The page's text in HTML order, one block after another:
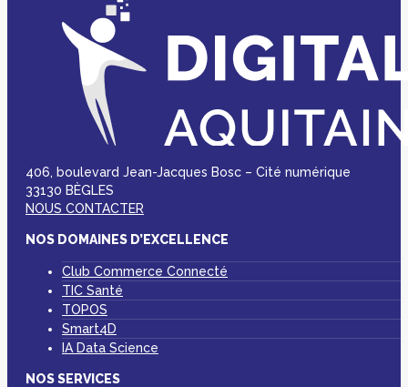
406, boulevard Jean-Jacques Bosc – Cité numérique
33130 BÈGLES
NOUS CONTACTER
NOS DOMAINES D’EXCELLENCE
Club Commerce Connecté
TIC Santé
TOPOS
Smart4D
IA Data Science
NOS SERVICES